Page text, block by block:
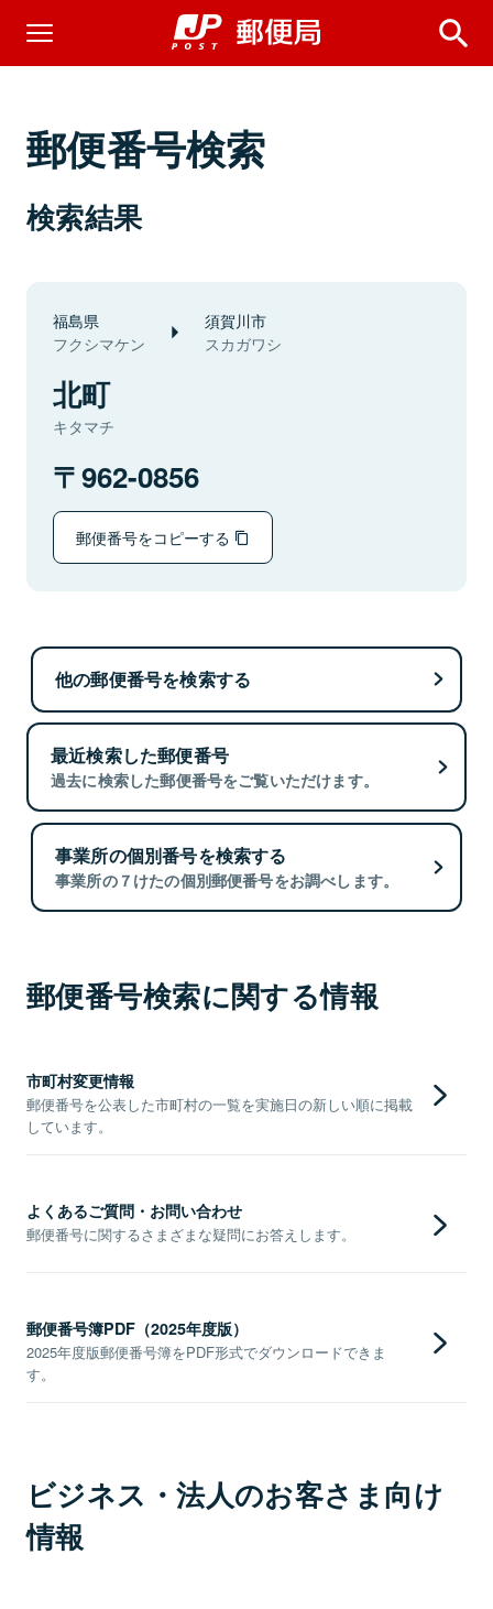
郵便番号検索
検索結果
福島県
フクシマケン
須賀川市
スカガワシ
北町
キタマチ
962-0856
郵便番号をコピーする
他の郵便番号を検索する
最近検索した郵便番号
過去に検索した郵便番号をご覧いただけます。
事業所の個別番号を検索する
事業所の７けたの個別郵便番号をお調べします。
郵便番号検索に関する情報
市町村変更情報
郵便番号を公表した市町村の一覧を実施日の新しい順に掲載
しています。
よくあるご質問・お問い合わせ
郵便番号に関するさまざまな疑問にお答えします。
郵便番号簿PDF（2025年度版）
2025年度版郵便番号簿をPDF形式でダウンロードできま
す。
ビジネス・法人のお客さま向け
情報